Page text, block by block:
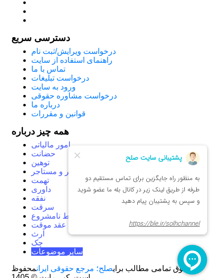
دسترسی سریع
درخواست ویرایش/ثبت نام
راهنمای استفاده از سایت
تماس با ما
درخواست تبلیغات
ورود به سایت
درخواست مشاوره حقوقی
درباره ما
قوانین و مقررات
همه چیز درباره
امور مالیاتی
حضانت
توهین
موجر و مستاجر
تهمت
داوری
نفقه
سرقت
روابط نامشروع
عقد موقت
ارث
چک
سایر موضوعات
حقوق تمامی مطالب برایصلح؛ مرجع حقوقی ایرانمحفوظ